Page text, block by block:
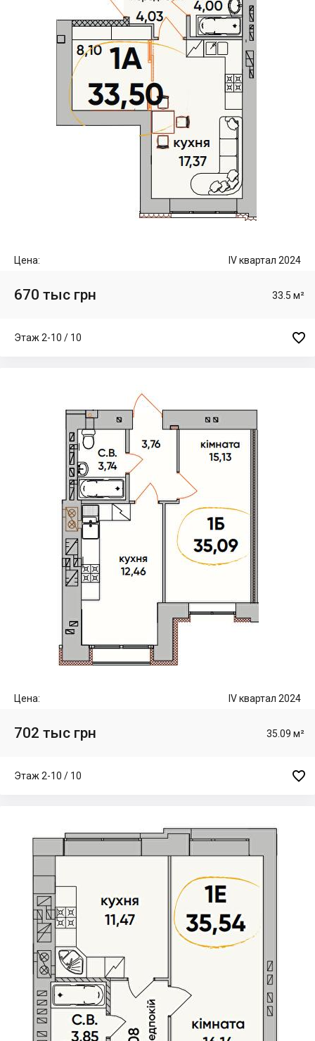
Цена: IV квартал 2024
670 тыс грн 33.5 м²
Этаж 2-10 / 10 
Цена: IV квартал 2024
702 тыс грн 35.09 м²
Этаж 2-10 / 10 